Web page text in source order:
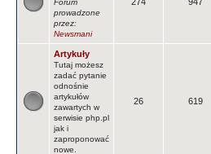
Forum
prowadzone
przez:
Newsmani
Artykuły
Tutaj możesz
zadać pytanie
odnośnie
artykułów
zawartych w
serwisie php.pl
jak i
zaproponować
nowe.
26 619